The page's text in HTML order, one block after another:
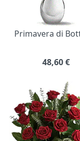
Primavera di
48,60€